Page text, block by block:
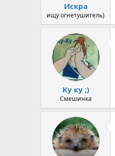
Искра
ищу огнетушитель)
Ку ку ;)
Смешинка